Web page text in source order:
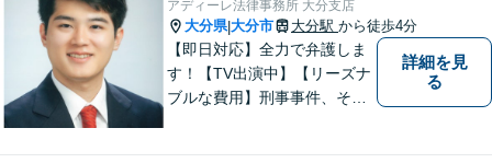
であり続けます。
アディーレ法律事務所 大分支店
大分県|大分市 大分駅 から徒歩4分
【即日対応】全力で弁護しま
す！【TV出演中】【リーズナ
ブルな費用】刑事事件、その
詳細を見
る